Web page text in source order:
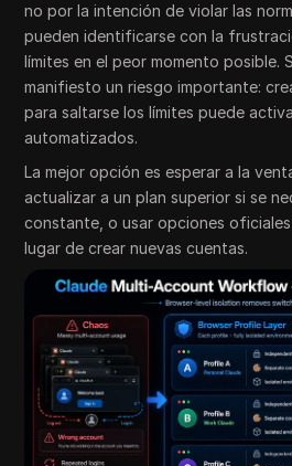
no por la intención de violar las
pueden identificarse con la
límites en el peor momento posible.
manifiesto un riesgo importante:
para saltarse los límites puede
automatizados.
La mejor opción es esperar a la
actualizar a un plan superior si se
constante, o usar opciones
lugar de crear nuevas cuentas.